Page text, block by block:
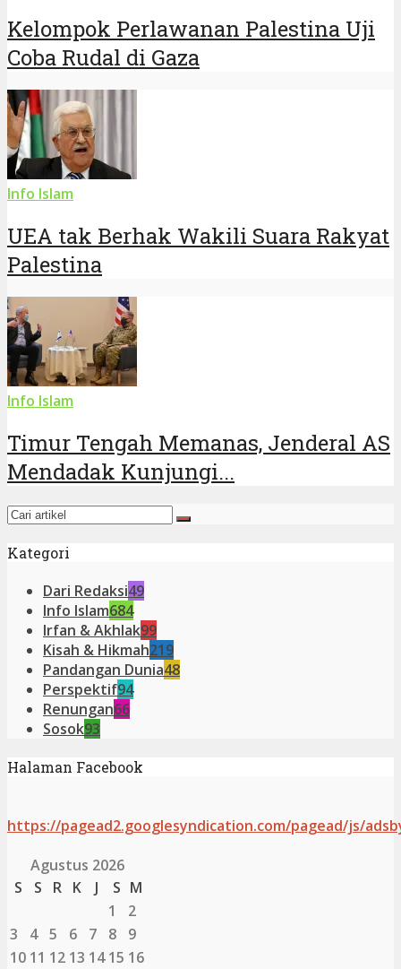
Kelompok Perlawanan Palestina Uji
Coba Rudal di Gaza
Info Islam
UEA tak Berhak Wakili Suara Rakyat
Palestina
Info Islam
Timur Tengah Memanas, Jenderal AS
Mendadak Kunjungi...
Kategori
Dari Redaksi49
Info Islam684
Irfan & Akhlak99
Kisah & Hikmah219
Pandangan Dunia48
Perspektif94
Renungan66
Sosok93
Halaman Facebook
https://pagead2.googlesyndication.com/pagead/js/
Agustus 2026
S
S R K J S M
1
2
3
4 5 6 7 8
9
10 11 12 13 14 15 16